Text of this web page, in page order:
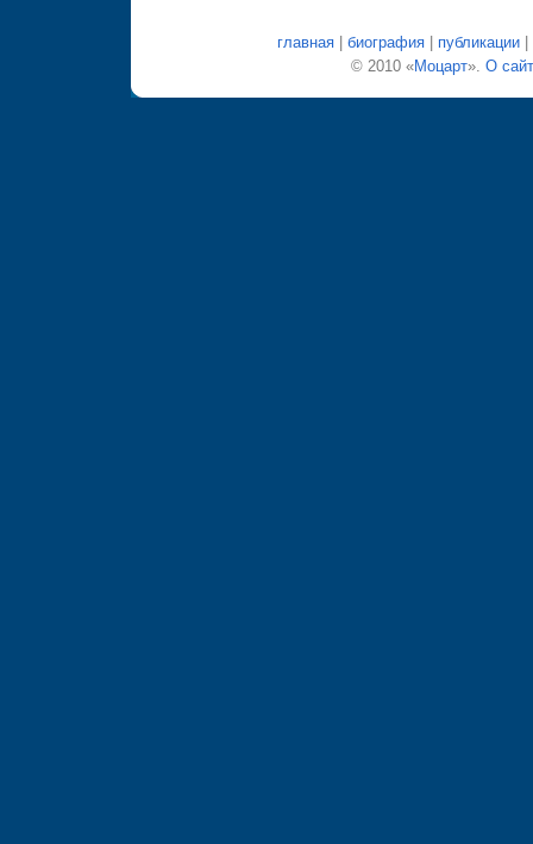
главная| биография| публикации|
© 2010 «Моцарт». О